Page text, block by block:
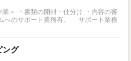
内容の審
ング